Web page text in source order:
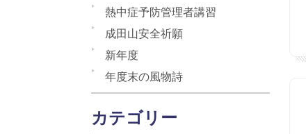
熱中症予防管理者講習
成田山安全祈願
新年度
年度末の風物詩
カテゴリー